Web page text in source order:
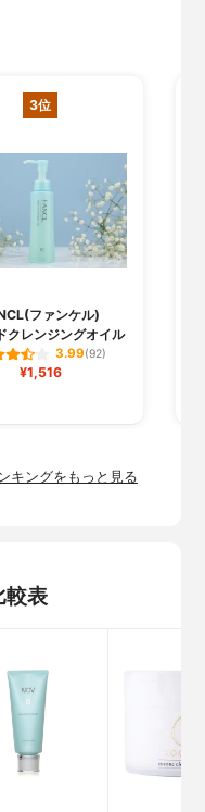
3位
ファンケル)
クレンジングオイル
3.99(92)
¥1,516
キングをもっと見る
較表